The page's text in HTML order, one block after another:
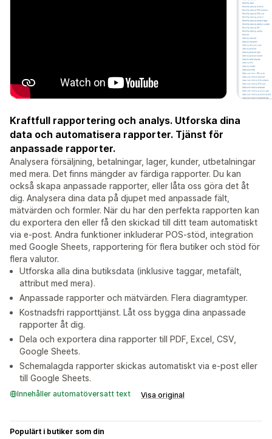
Kraftfull rapportering och analys. Utforska dina
data och automatisera rapporter. Tjänst för
anpassade rapporter.
Analysera försäljning, betalningar, lager, kunder, utbetalningar
med mera. Det finns mängder av färdiga rapporter. Du kan
också skapa anpassade rapporter, eller låta oss göra det åt
dig. Analysera dina data på djupet med anpassade fält,
mätvärden och formler. När du har den perfekta rapporten kan
du exportera den eller få den skickad till ditt team automatiskt
via e-post. Andra funktioner inkluderar POS-stöd, integration
med Google Sheets, rapportering för flera butiker och stöd för
flera valutor.
Utforska alla dina butiksdata (inklusive taggar, metafält,
attribut med mera).
Anpassade rapporter och mätvärden. Flera diagramtyper.
Kostnadsfri rapporttjänst. Låt oss bygga dina anpassade
rapporter åt dig.
Dela och exportera dina rapporter till PDF, Excel, CSV,
Google Sheets.
Schemalagda rapporter skickas automatiskt via e-post eller
till Google Sheets.
Innehåller automatöversatt text Visa original
Populärt i butiker som din